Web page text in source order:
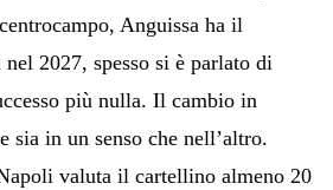
Anguissa ha il
2027, spesso si è parlato di
più nulla. Il cambio in
sia in un senso che nell’altro.
valuta il cartellino almeno 20